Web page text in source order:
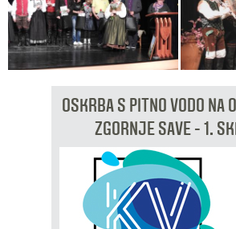
OSKRBA S PITNO VODO NA
ZGORNJE SAVE - 1.